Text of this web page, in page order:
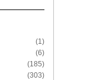
(1)
(6)
(185)
(303)